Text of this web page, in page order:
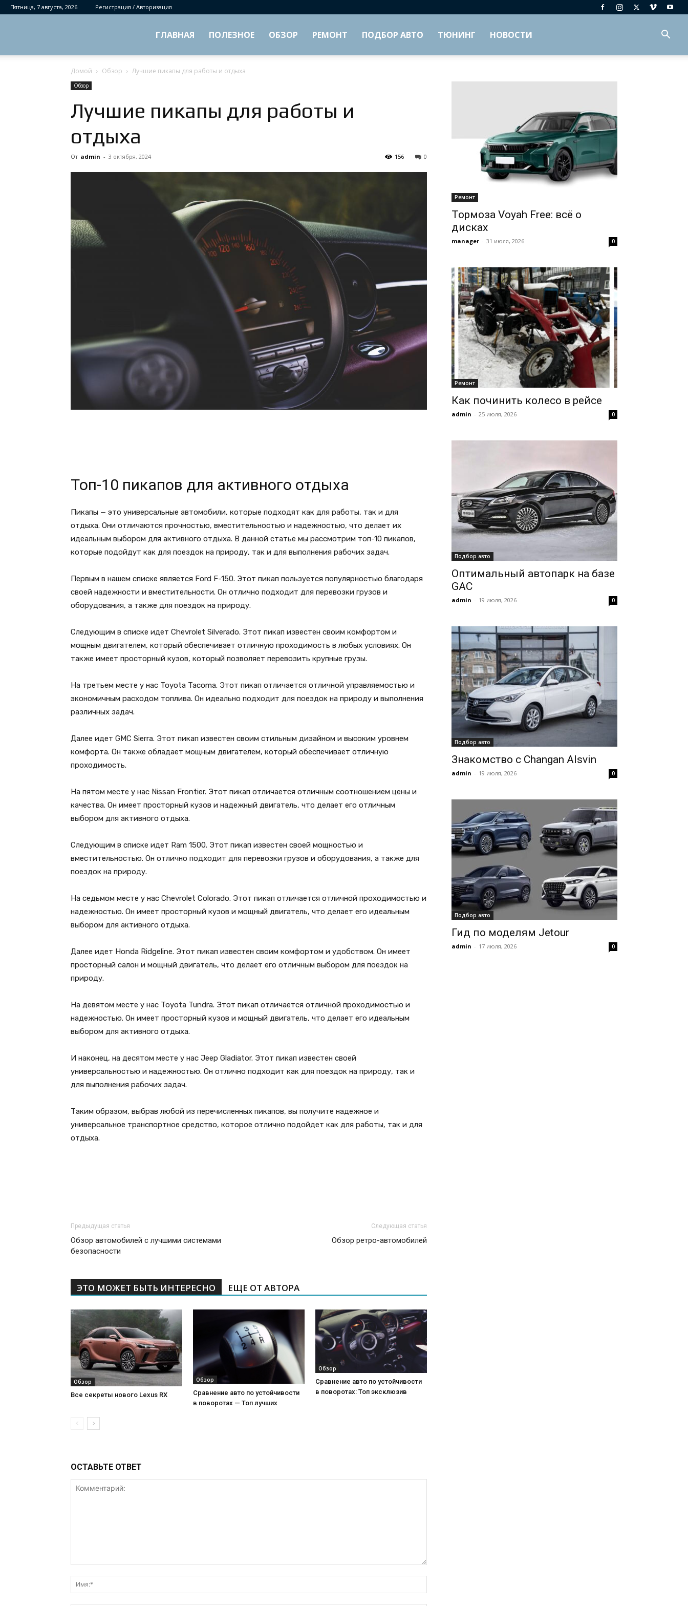
Пятница, 7 августа, 2026 Регистрация / Авторизация
ГЛАВНАЯ ПОЛЕЗНОЕ ОБЗОР РЕМОНТ ПОДБОР АВТО ТЮНИНГ НОВОСТИ
Домой Обзор Лучшие пикапы для работы и отдыха
Обзор
Лучшие пикапы для работы и
отдыха
От admin - 3 октября, 2024 0
156
Топ-10 пикапов для активного отдыха
Пикапы — это универсальные автомобили, которые подходят как для работы, так и для
отдыха. Они отличаются прочностью, вместительностью и надежностью, что делает их
идеальным выбором для активного отдыха. В данной статье мы рассмотрим топ-10 пикапов,
которые подойдут как для поездок на природу, так и для выполнения рабочих задач.
Первым в нашем списке является Ford F-150. Этот пикап пользуется популярностью благодаря
своей надежности и вместительности. Он отлично подходит для перевозки грузов и
оборудования, а также для поездок на природу.
Следующим в списке идет Chevrolet Silverado. Этот пикап известен своим комфортом и
мощным двигателем, который обеспечивает отличную проходимость в любых условиях. Он
также имеет просторный кузов, который позволяет перевозить крупные грузы.
На третьем месте у нас Toyota Tacoma. Этот пикап отличается отличной управляемостью и
экономичным расходом топлива. Он идеально подходит для поездок на природу и выполнения
различных задач.
Далее идет GMC Sierra. Этот пикап известен своим стильным дизайном и высоким уровнем
комфорта. Он также обладает мощным двигателем, который обеспечивает отличную
проходимость.
На пятом месте у нас Nissan Frontier. Этот пикап отличается отличным соотношением цены и
качества. Он имеет просторный кузов и надежный двигатель, что делает его отличным
выбором для активного отдыха.
Следующим в списке идет Ram 1500. Этот пикап известен своей мощностью и
вместительностью. Он отлично подходит для перевозки грузов и оборудования, а также для
поездок на природу.
На седьмом месте у нас Chevrolet Colorado. Этот пикап отличается отличной проходимостью и
надежностью. Он имеет просторный кузов и мощный двигатель, что делает его идеальным
выбором для активного отдыха.
Далее идет Honda Ridgeline. Этот пикап известен своим комфортом и удобством. Он имеет
просторный салон и мощный двигатель, что делает его отличным выбором для поездок на
природу.
На девятом месте у нас Toyota Tundra. Этот пикап отличается отличной проходимостью и
надежностью. Он имеет просторный кузов и мощный двигатель, что делает его идеальным
выбором для активного отдыха.
И наконец, на десятом месте у нас Jeep Gladiator. Этот пикап известен своей
универсальностью и надежностью. Он отлично подходит как для поездок на природу, так и
для выполнения рабочих задач.
Таким образом, выбрав любой из перечисленных пикапов, вы получите надежное и
универсальное транспортное средство, которое отлично подойдет как для работы, так и для
отдыха.
Предыдущая статья
Обзор автомобилей с лучшими системами
безопасности
Следующая статья
Обзор ретро-автомобилей
ЭТО МОЖЕТ БЫТЬ ИНТЕРЕСНО ЕЩЕ ОТ АВТОРА
Обзор
Все секреты нового Lexus RX
Обзор
Сравнение авто по устойчивости
в поворотах — Топ лучших
Обзор
Сравнение авто по устойчивости
в поворотах: Топ эксклюзив
ОСТАВЬТЕ ОТВЕТ
Ремонт
Тормоза Voyah Free: всё о
дисках
manager - 31 июля, 2026 0
Ремонт
Как починить колесо в рейсе
admin - 25 июля, 2026 0
Подбор авто
Оптимальный автопарк на базе
GAC
admin - 19 июля, 2026 0
Подбор авто
Знакомство с Changan Alsvin
admin - 19 июля, 2026 0
Подбор авто
Гид по моделям Jetour
admin - 17 июля, 2026 0